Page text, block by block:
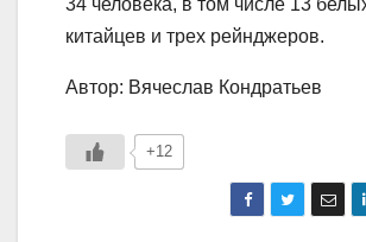
34 человека, в том числе 13
китайцев и трех рейнджеров.
Автор: Вячеслав Кондратьев
+12